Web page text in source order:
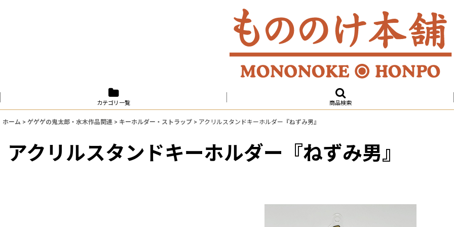
カテゴリ一覧 商品検索
ホーム > ゲゲゲの鬼太郎・水木作品関連 > キーホルダー・ストラップ > アクリルスタンドキーホルダー『ねずみ男』
アクリルスタンドキーホルダー『ねずみ男』